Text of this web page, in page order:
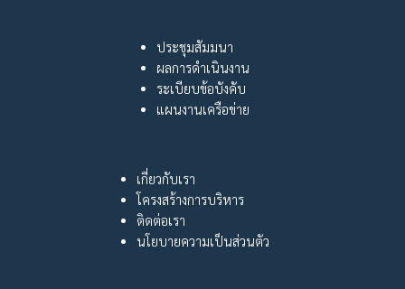
ประชุมสัมมนา
ผลการดำเนินงาน
ระเบียบข้อบังคับ
แผนงานเครือข่าย
เกี่ยวกับเรา
โครงสร้างการบริหาร
ติดต่อเรา
นโยบายความเป็นส่วนตัว